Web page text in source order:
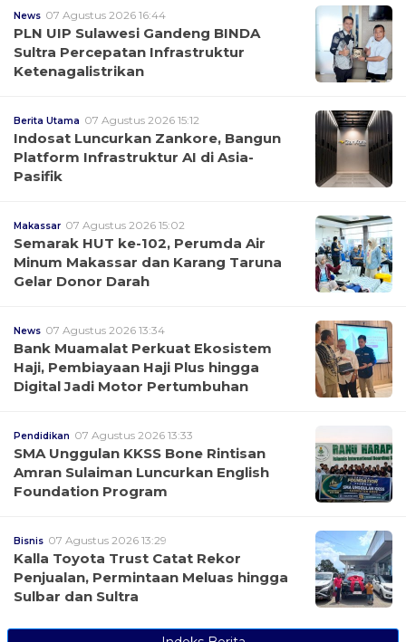
News 07 Agustus 2026 16:44
PLN UIP Sulawesi Gandeng BINDA
Sultra Percepatan Infrastruktur
Ketenagalistrikan
Berita Utama 07 Agustus 2026 15:12
Indosat Luncurkan Zankore, Bangun
Platform Infrastruktur AI di Asia-
Pasifik
Makassar 07 Agustus 2026 15:02
Semarak HUT ke-102, Perumda Air
Minum Makassar dan Karang Taruna
Gelar Donor Darah
News 07 Agustus 2026 13:34
Bank Muamalat Perkuat Ekosistem
Haji, Pembiayaan Haji Plus hingga
Digital Jadi Motor Pertumbuhan
Pendidikan 07 Agustus 2026 13:33
SMA Unggulan KKSS Bone Rintisan
Amran Sulaiman Luncurkan English
Foundation Program
Bisnis 07 Agustus 2026 13:29
Kalla Toyota Trust Catat Rekor
Penjualan, Permintaan Meluas hingga
Sulbar dan Sultra